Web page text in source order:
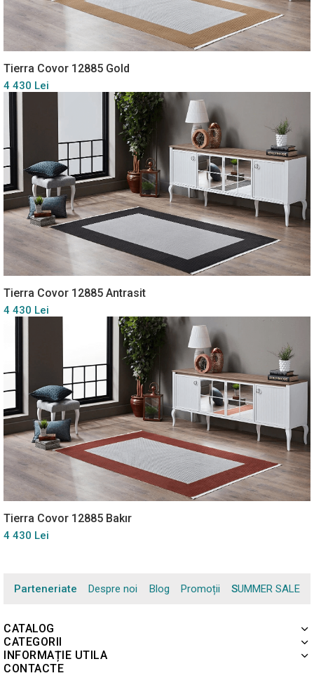
Tierra Covor 12885 Gold
4 430 Lei
Tierra Covor 12885 Antrasit
4 430 Lei
Tierra Covor 12885 Bakır
4 430 Lei
Parteneriate Despre noi Blog Promoții SUMMER SALE
CATALOG
CATEGORII
INFORMAȚIE UTILA
CONTACTE